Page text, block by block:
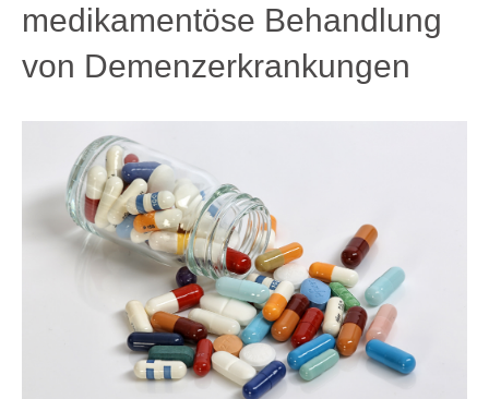
medikamentöse Behandlung
von Demenzerkrankungen